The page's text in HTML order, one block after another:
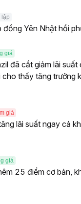
lập
đồng Yên Nhật hồi
giá
đã cắt giảm lãi
cho thấy tăng
giá
lãi suất ngay cả
giá
25 điểm cơ bản,